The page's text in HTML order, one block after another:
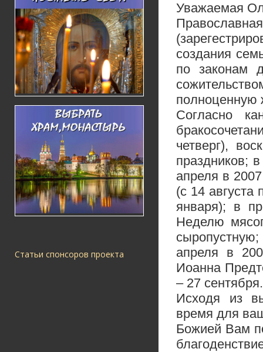
Статьи спонсоров проекта
Уважаемая
создания
по законам
полноценную
Согласно
четверг),
праздников;
апреля в
(с 14 августа
января); в
Неделю
апреля в
Иоанна
– 27 сентября.
Исходя из
время для
Божией Вам